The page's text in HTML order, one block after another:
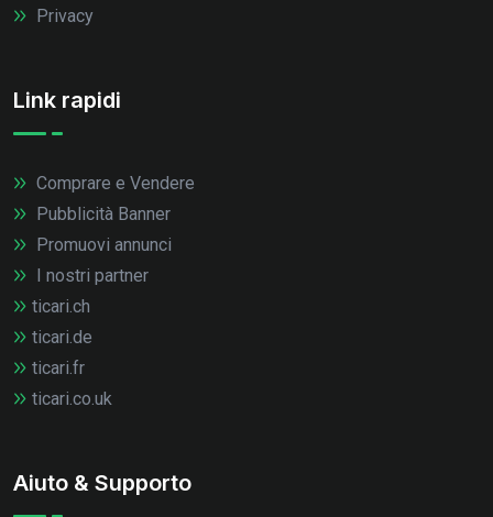
Privacy
Link rapidi
Comprare e Vendere
Pubblicità Banner
Promuovi annunci
I nostri partner
ticari.ch
ticari.de
ticari.fr
ticari.co.uk
Aiuto & Supporto